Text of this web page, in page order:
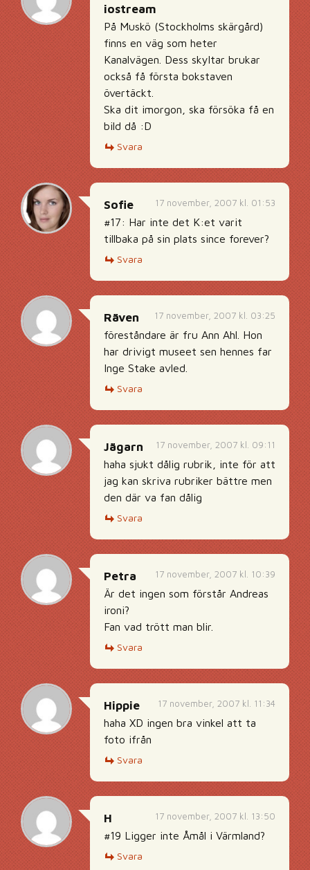
iostream
På Muskö (Stockholms skärgård)
finns en väg som heter
Kanalvägen. Dess skyltar brukar
också få första bokstaven
övertäckt.
Ska dit imorgon, ska försöka få en
bild då :D
Svara
17 november, 2007 kl. 01:53
Sofie
#17: Har inte det K:et varit
tillbaka på sin plats since forever?
Svara
17 november, 2007 kl. 03:25
Räven
föreståndare är fru Ann Ahl. Hon
har drivigt museet sen hennes far
Inge Stake avled.
Svara
17 november, 2007 kl. 09:11
Jägarn
haha sjukt dålig rubrik, inte för att
jag kan skriva rubriker bättre men
den där va fan dålig
Svara
17 november, 2007 kl. 10:39
Petra
Är det ingen som förstår Andreas
ironi?
Fan vad trött man blir.
Svara
17 november, 2007 kl. 11:34
Hippie
haha XD ingen bra vinkel att ta
foto ifrån
Svara
17 november, 2007 kl. 13:50
H
#19 Ligger inte Åmål i Värmland?
Svara